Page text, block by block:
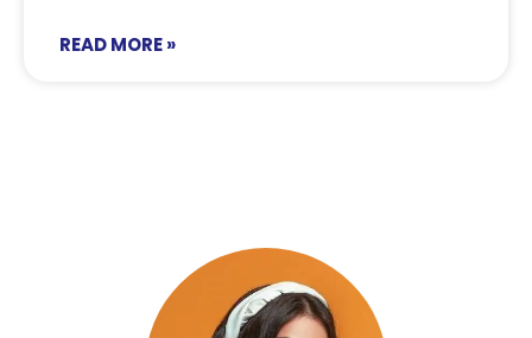
READ MORE »